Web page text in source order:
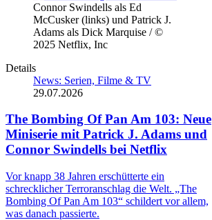
Connor Swindells als Ed
McCusker (links) und Patrick J.
Adams als Dick Marquise / ©
2025 Netflix, Inc
Details
News: Serien, Filme & TV
29.07.2026
The Bombing Of Pan Am 103: Neue
Miniserie mit Patrick J. Adams und
Connor Swindells bei Netflix
Vor knapp 38 Jahren erschütterte ein
schrecklicher Terroranschlag die Welt. „The
Bombing Of Pan Am 103“ schildert vor allem,
was danach passierte.